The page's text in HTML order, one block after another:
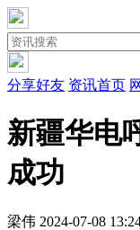
分享好友 资讯首页
新疆华电
成功
梁伟 2024-07-08